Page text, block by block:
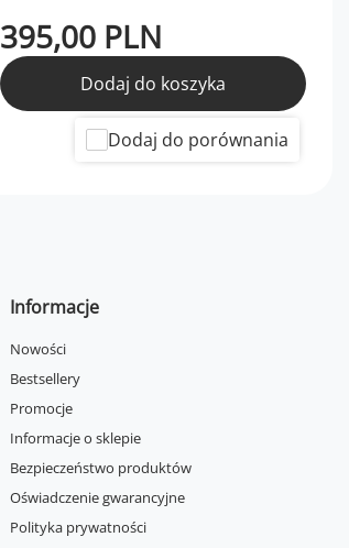
395,00 PLN
Dodaj do koszyka
Dodaj do porównania
Informacje
Nowości
Bestsellery
Promocje
Informacje o sklepie
Bezpieczeństwo produktów
Oświadczenie gwarancyjne
Polityka prywatności